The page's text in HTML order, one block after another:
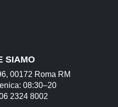
SIAMO
00172 Roma RM
08:30–20
2324 8002